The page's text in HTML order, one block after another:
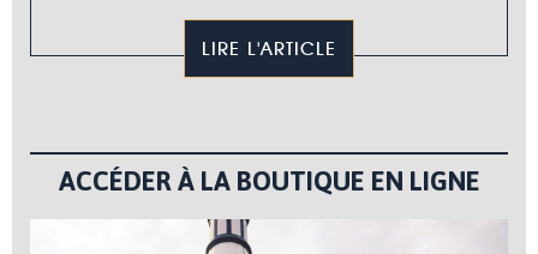
LIRE L'ARTICLE
ACCÉDER À LA BOUTIQUE EN LIGNE